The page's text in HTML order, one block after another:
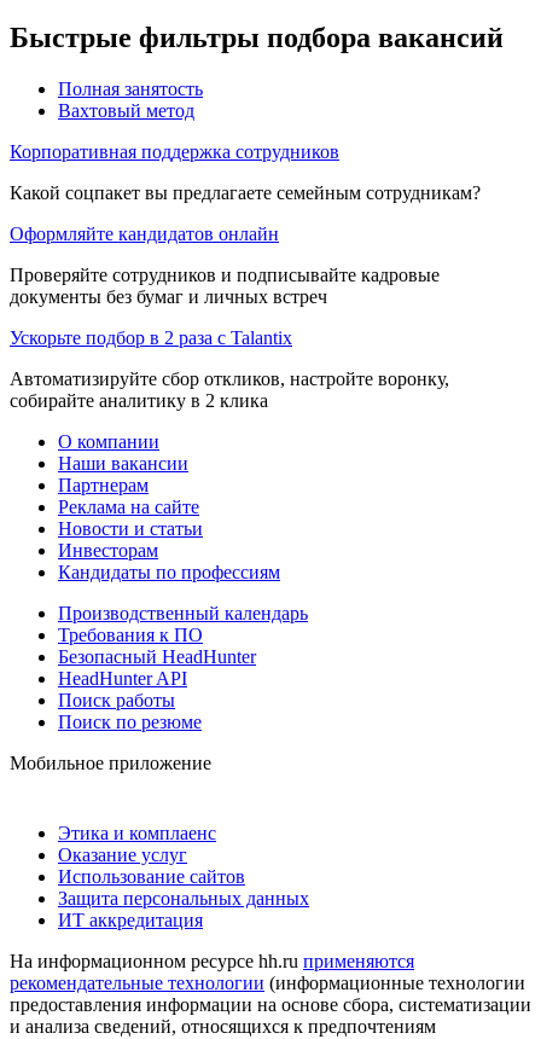
Быстрые фильтры подбора вакансий
Полная занятость
Вахтовый метод
Корпоративная поддержка сотрудников
Какой соцпакет вы предлагаете семейным сотрудникам?
Оформляйте кандидатов онлайн
Проверяйте сотрудников и подписывайте кадровые
документы без бумаг и личных встреч
Ускорьте подбор в 2 раза с Talantix
Автоматизируйте сбор откликов, настройте воронку,
собирайте аналитику в 2 клика
О компании
Наши вакансии
Партнерам
Реклама на сайте
Новости и статьи
Инвесторам
Кандидаты по профессиям
Производственный календарь
Требования к ПО
Безопасный HeadHunter
HeadHunter API
Поиск работы
Поиск по резюме
Мобильное приложение
Этика и комплаенс
Оказание услуг
Использование сайтов
Защита персональных данных
ИТ аккредитация
На информационном ресурсе hh.ru применяются
рекомендательные технологии (информационные технологии
предоставления информации на основе сбора, систематизации
и анализа сведений, относящихся к предпочтениям